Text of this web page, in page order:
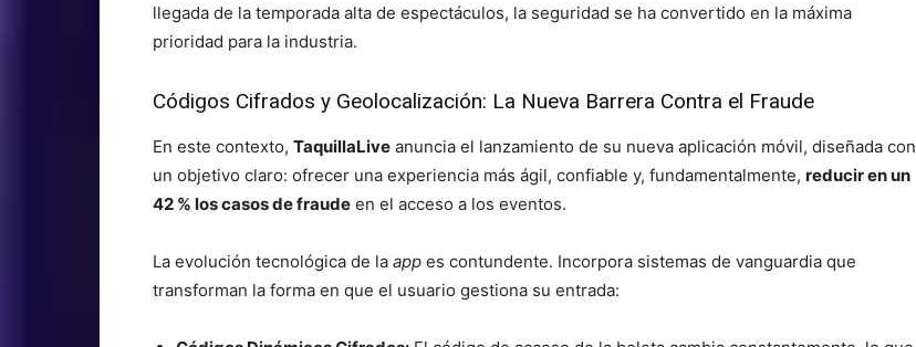
llegada de la temporada alta de espectáculos, la seguridad se ha convertido en la máxima
prioridad para la industria.
Códigos Cifrados y Geolocalización: La Nueva Barrera Contra el Fraude
En este contexto, TaquillaLive anuncia el lanzamiento de su nueva aplicación móvil, diseñada con
un objetivo claro: ofrecer una experiencia más ágil, confiable y, fundamentalmente, reducir en un
42 % los casos de fraude en el acceso a los eventos.
La evolución tecnológica de la app es contundente. Incorpora sistemas de vanguardia que
transforman la forma en que el usuario gestiona su entrada: